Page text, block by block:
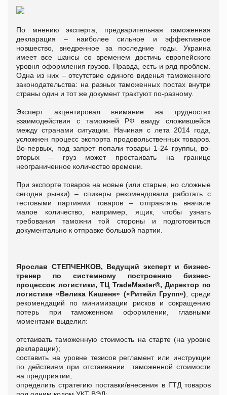
По мнению эксперта, предварительная таможенная
декларация – наиболее сильное и эффективное
новшество, внедренное за последние годы. Украина
имеет все шансы со временем достичь европейского
уровня оформления грузов. Правда, есть и ряд проблем.
Одна из них – отсутствие единого виденья таможенного
законодательства: на разных таможенных постах внутри
страны один и тот же документ трактуют по-разному.
Эксперт акцентировал внимание на трудностях
взаимодействия с таможней РФ ввиду сложившейся
между странами ситуации. Начиная с лета 2014 года,
усложнен процесс экспорта продовольственных товаров.
Во-первых, под запрет попали товары 1-24 группы, во-
вторых – груз может простаивать на границе
неограниченное количество времени.
При экспорте товаров на новые (или старые, но сложные
сегодня рынки) – спикеры рекомендовали работать с
тестовыми партиями товаров – отправлять вначале
малое количество, например, ящик, чтобы узнать
требования таможни той стороны и подготовиться
документально к отправке большой партии.
Ярослав СТЕПЧЕНКОВ, Ведущий эксперт и бизнес-
тренер по системному построению бизнес-
процессов логистики, ТЦ TradeMaster®, Директор по
логистике «Велика Кишеня» («Ритейл Групп») , среди
рекомендаций по минимизации рисков и сокращению
потерь при таможенном оформлении, главными
моментами выделил:
отстаивать таможенную стоимость на старте (на уровне
декларации);
составить на уровне тезисов регламент или инструкции
по действиям при отстаивании таможенной стоимости
на предприятии;
определить стратегию поставки/внесения в ГТД товаров